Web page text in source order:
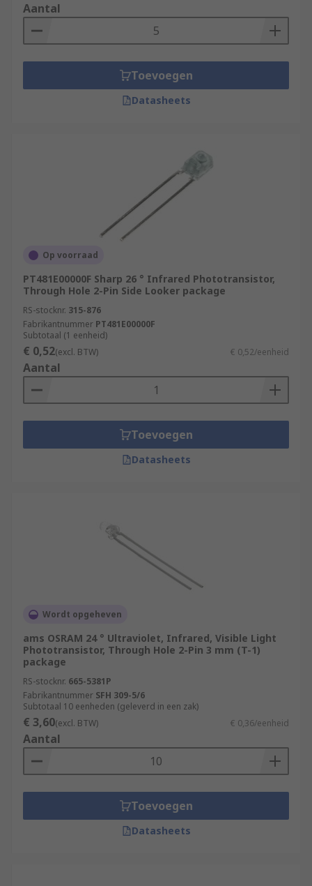
•High linearity
Where might I use a Phototransistor?
• Human detection devices
• TV
• Air conditioning
• Digital photo-frames
• PCs or Laptops
• Automatic switches (lighting equipment)
• IP cameras
Aantal
Toevoegen
Datasheets
Op voorraad
PT481E00000F Sharp 26 ° Infrared Phototransistor,
Through Hole 2-Pin Side Looker package
RS-stocknr. 315-876
Fabrikantnummer PT481E00000F
Subtotaal (1 eenheid)
€ 0,52(excl. BTW) € 0,52/eenheid
Aantal
Toevoegen
Datasheets
Wordt opgeheven
ams OSRAM 24 ° Ultraviolet, Infrared, Visible Light
Phototransistor, Through Hole 2-Pin 3 mm (T-1)
package
RS-stocknr. 665-5381P
Fabrikantnummer SFH 309-5/6
Subtotaal 10 eenheden (geleverd in een zak)
€ 3,60(excl. BTW) € 0,36/eenheid
Aantal
Toevoegen
Datasheets